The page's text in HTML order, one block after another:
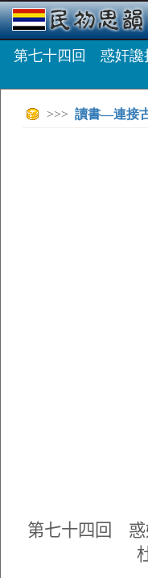
第七十四回 惑奸讒
>>> 讀書—連接
第七十四回